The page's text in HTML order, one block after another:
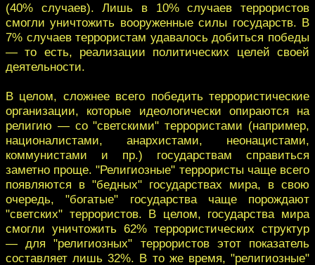
(40% случаев). Лишь в 10% случаев террористов
смогли уничтожить вооруженные силы государств. В
7% случаев террористам удавалось добиться победы
— то есть, реализации политических целей своей
деятельности.
В целом, сложнее всего победить террористические
организации, которые идеологически опираются на
религию — со "светскими" террористами (например,
националистами, анархистами, неонацистами,
коммунистами и пр.) государствам справиться
заметно проще. "Религиозные" террористы чаще всего
появляются в "бедных" государствах мира, в свою
очередь, "богатые" государства чаще порождают
"светских" террористов. В целом, государства мира
смогли уничтожить 62% террористических структур
— для "религиозных" террористов этот показатель
составляет лишь 32%. В то же время, "религиозные"